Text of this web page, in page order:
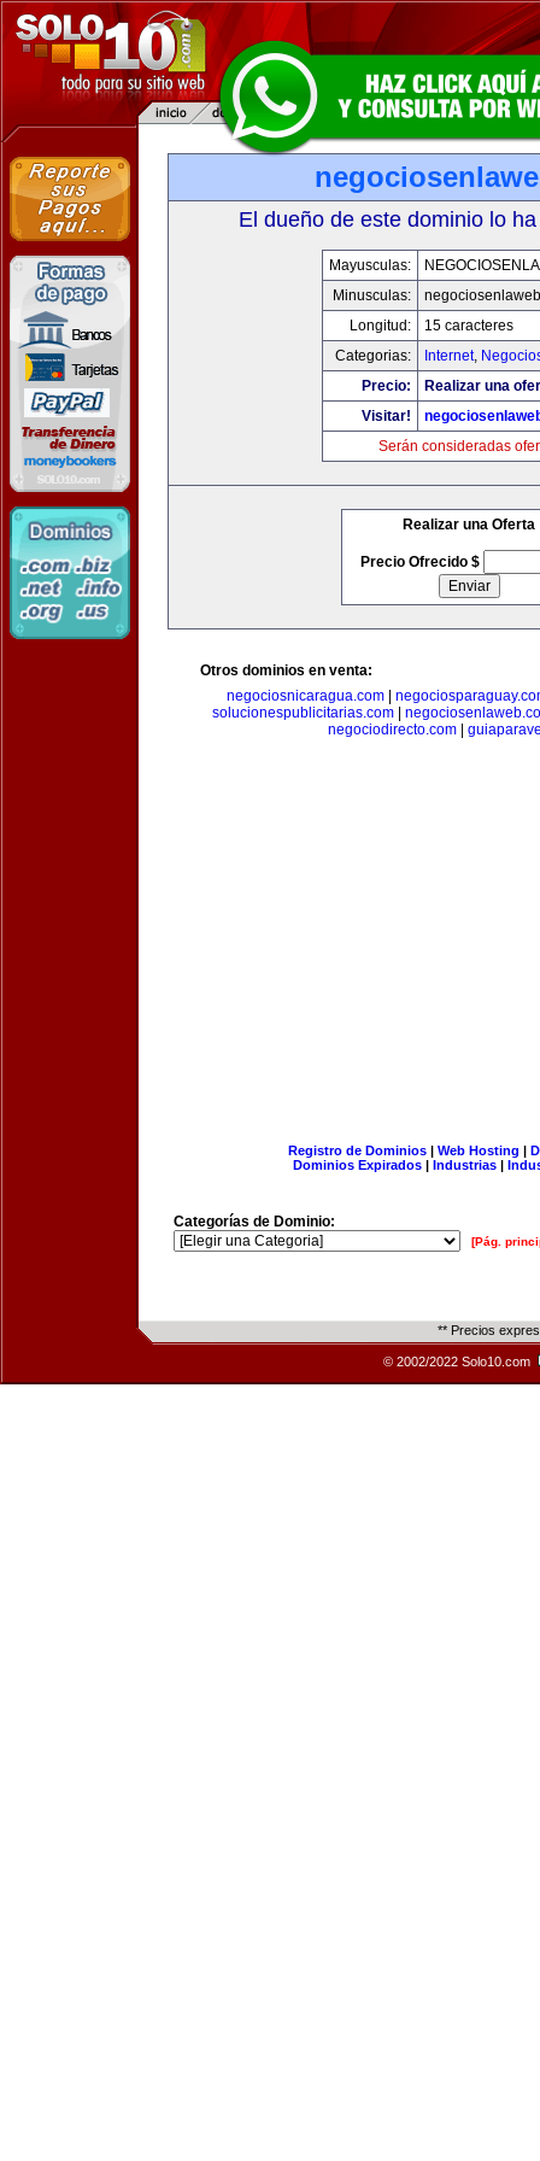
El dueño de este dominio lo
Mayusculas:
Minusculas:
Longitud:
15 caracteres
Categorias:
Internet,
Precio:
Realizar una
Visitar!
Serán consideradas
Realizar una Oferta
Precio Ofrecido $
Otros dominios en venta:
negociosnicaragua.com
solucionespublicitarias.com
negociodirecto.com
Registro de Dominios| Web Hosting |
Dominios Expirados | Industrias |
Categorías de Dominio:
[Pág.
** Precios
© 2002/2022 Solo10.com